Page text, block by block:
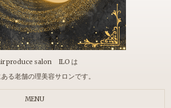
produce salon ILO は
る老舗の理美容サロンです。
MENU